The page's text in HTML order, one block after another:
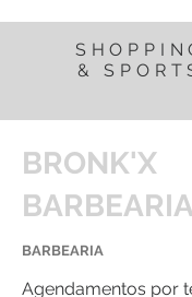
&
BRONK'X
BARBEARIA
BARBEARIA
Agendamentos por